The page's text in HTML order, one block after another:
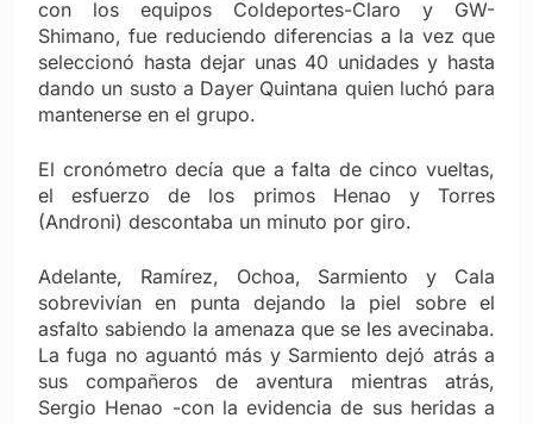
con los equipos Coldeportes-Claro y GW-
Shimano, fue reduciendo diferencias a la vez que
seleccionó hasta dejar unas 40 unidades y hasta
dando un susto a Dayer Quintana quien luchó para
mantenerse en el grupo.
El cronómetro decía que a falta de cinco vueltas,
el esfuerzo de los primos Henao y Torres
(Androni) descontaba un minuto por giro.
Adelante, Ramírez, Ochoa, Sarmiento y Cala
sobrevivían en punta dejando la piel sobre el
asfalto sabiendo la amenaza que se les avecinaba.
La fuga no aguantó más y Sarmiento dejó atrás a
sus compañeros de aventura mientras atrás,
Sergio Henao -con la evidencia de sus heridas a